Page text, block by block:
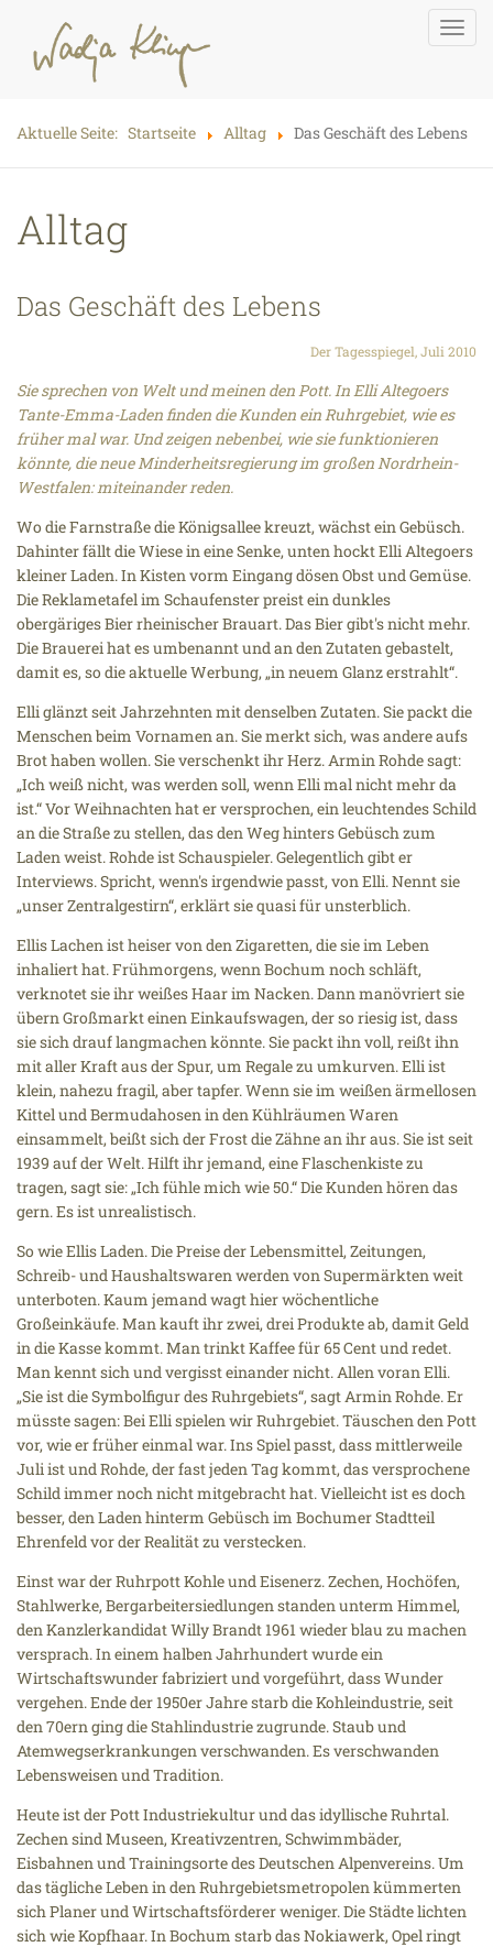
Aktuelle Seite: Startseite Alltag Das Geschäft des Lebens
Alltag
Das Geschäft des Lebens
Der Tagesspiegel, Juli 2010
Sie sprechen von Welt und meinen den Pott. In Elli Altegoers
Tante-Emma-Laden finden die Kunden ein Ruhrgebiet, wie es
früher mal war. Und zeigen nebenbei, wie sie funktionieren
könnte, die neue Minderheitsregierung im großen Nordrhein-
Westfalen: miteinander reden.
Wo die Farnstraße die Königsallee kreuzt, wächst ein Gebüsch.
Dahinter fällt die Wiese in eine Senke, unten hockt Elli Altegoers
kleiner Laden. In Kisten vorm Eingang dösen Obst und Gemüse.
Die Reklametafel im Schaufenster preist ein dunkles
obergäriges Bier rheinischer Brauart. Das Bier gibt's nicht mehr.
Die Brauerei hat es umbenannt und an den Zutaten gebastelt,
damit es, so die aktuelle Werbung, „in neuem Glanz erstrahlt“.
Elli glänzt seit Jahrzehnten mit denselben Zutaten. Sie packt die
Menschen beim Vornamen an. Sie merkt sich, was andere aufs
Brot haben wollen. Sie verschenkt ihr Herz. Armin Rohde sagt:
„Ich weiß nicht, was werden soll, wenn Elli mal nicht mehr da
ist.“ Vor Weihnachten hat er versprochen, ein leuchtendes Schild
an die Straße zu stellen, das den Weg hinters Gebüsch zum
Laden weist. Rohde ist Schauspieler. Gelegentlich gibt er
Interviews. Spricht, wenn's irgendwie passt, von Elli. Nennt sie
„unser Zentralgestirn“, erklärt sie quasi für unsterblich.
Ellis Lachen ist heiser von den Zigaretten, die sie im Leben
inhaliert hat. Frühmorgens, wenn Bochum noch schläft,
verknotet sie ihr weißes Haar im Nacken. Dann manövriert sie
übern Großmarkt einen Einkaufswagen, der so riesig ist, dass
sie sich drauf langmachen könnte. Sie packt ihn voll, reißt ihn
mit aller Kraft aus der Spur, um Regale zu umkurven. Elli ist
klein, nahezu fragil, aber tapfer. Wenn sie im weißen ärmellosen
Kittel und Bermudahosen in den Kühlräumen Waren
einsammelt, beißt sich der Frost die Zähne an ihr aus. Sie ist seit
1939 auf der Welt. Hilft ihr jemand, eine Flaschenkiste zu
tragen, sagt sie: „Ich fühle mich wie 50.“ Die Kunden hören das
gern. Es ist unrealistisch.
So wie Ellis Laden. Die Preise der Lebensmittel, Zeitungen,
Schreib- und Haushaltswaren werden von Supermärkten weit
unterboten. Kaum jemand wagt hier wöchentliche
Großeinkäufe. Man kauft ihr zwei, drei Produkte ab, damit Geld
in die Kasse kommt. Man trinkt Kaffee für 65 Cent und redet.
Man kennt sich und vergisst einander nicht. Allen voran Elli.
„Sie ist die Symbolfigur des Ruhrgebiets“, sagt Armin Rohde. Er
müsste sagen: Bei Elli spielen wir Ruhrgebiet. Täuschen den Pott
vor, wie er früher einmal war. Ins Spiel passt, dass mittlerweile
Juli ist und Rohde, der fast jeden Tag kommt, das versprochene
Schild immer noch nicht mitgebracht hat. Vielleicht ist es doch
besser, den Laden hinterm Gebüsch im Bochumer Stadtteil
Ehrenfeld vor der Realität zu verstecken.
Einst war der Ruhrpott Kohle und Eisenerz. Zechen, Hochöfen,
Stahlwerke, Bergarbeitersiedlungen standen unterm Himmel,
den Kanzlerkandidat Willy Brandt 1961 wieder blau zu machen
versprach. In einem halben Jahrhundert wurde ein
Wirtschaftswunder fabriziert und vorgeführt, dass Wunder
vergehen. Ende der 1950er Jahre starb die Kohleindustrie, seit
den 70ern ging die Stahlindustrie zugrunde. Staub und
Atemwegserkrankungen verschwanden. Es verschwanden
Lebensweisen und Tradition.
Heute ist der Pott Industriekultur und das idyllische Ruhrtal.
Zechen sind Museen, Kreativzentren, Schwimmbäder,
Eisbahnen und Trainingsorte des Deutschen Alpenvereins. Um
das tägliche Leben in den Ruhrgebietsmetropolen kümmerten
sich Planer und Wirtschaftsförderer weniger. Die Städte lichten
sich wie Kopfhaar. In Bochum starb das Nokiawerk, Opel ringt